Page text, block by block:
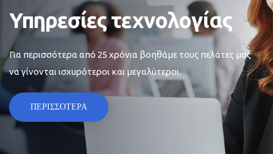
Υπηρεσίες τεχνολογίας
Για περισσότερα από 25 χρόνια βοηθάμε τους πελάτες μας
να γίνονται ισχυρότεροι και μεγαλύτεροι.
ΠΕΡΙΣΣΟΤΕΡΑ